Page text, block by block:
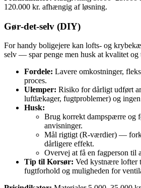
120.000 kr. afhængig af løsning.
Gør‑det‑selv (DIY)
For handy boligejere kan lofts- og
selv — spar penge men husk at kvalitet og
Fordele: Lavere omkostninger,
proces.
Ulemper: Risiko for dårligt udført
luftlækager, fugtproblemer) og
Husk:
Brug korrekt dampspærre og
anvisninger.
Mål rigtigt (R‑værdier) —
dårligere effekt.
Overvej at få en fagperson til
Tip til Korsør: Ved kystnære lofter
fugtforhold og muligheden for